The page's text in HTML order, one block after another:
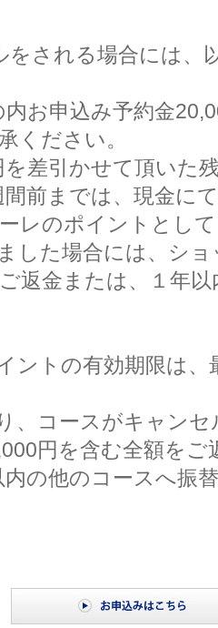
をされる場合には、
お申込み予約金
ください。
を差引かせて頂いた
までは、現金に
レのポイントとし
した場合には、シ
返金または、１年
ントの有効期限は、
、コースがキャン
円を含む全額を
の他のコースへ振